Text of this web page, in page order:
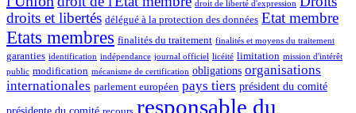
droit de liberté d'expression
droits et libertés délégué à la protection des données Etat membre
Etats membres finalités du traitement finalités et moyens du traitement
garanties identification indépendance journal officiel licéité limitation mission d'intérêt
public modification mécanisme de certification obligations organisations
internationales parlement européen pays tiers président du comité
responsable du